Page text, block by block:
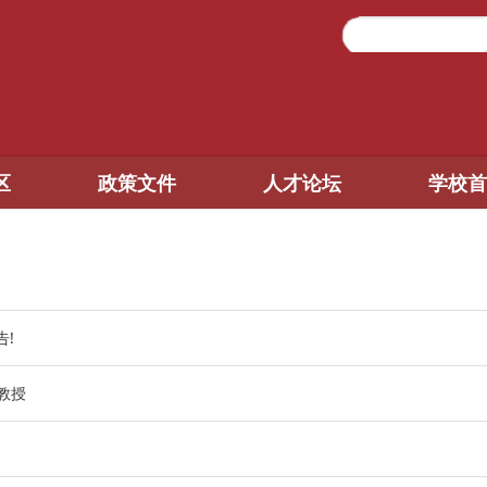
政策文件 人才论坛 学校
!
授